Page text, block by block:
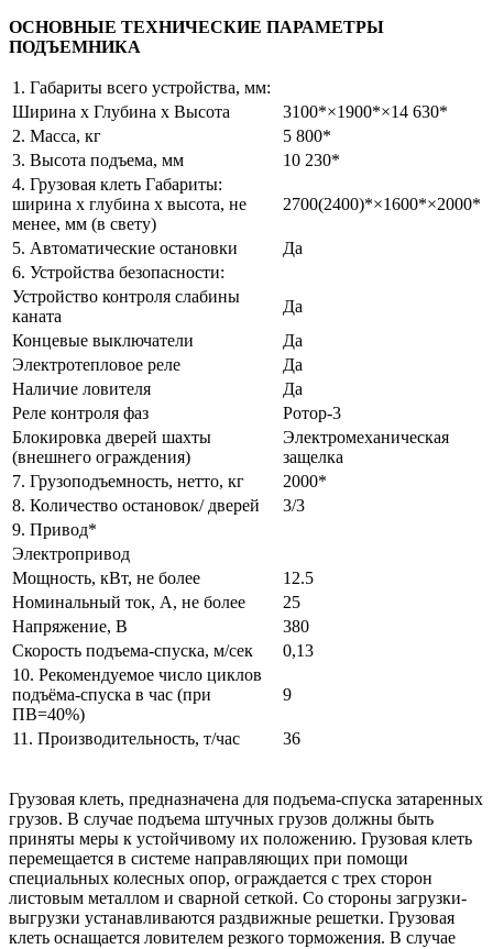
ОСНОВНЫЕ ТЕХНИЧЕСКИЕ ПАРАМЕТРЫ
ПОДЪЕМНИКА
1. Габариты всего устройства, мм:
Ширина х Глубина х Высота
3100*×1900*×14 630*
2. Масса, кг
5 800*
3. Высота подъема, мм
10 230*
4. Грузовая клеть Габариты:
ширина х глубина х высота, не
менее, мм (в свету)
2700(2400)*×1600*×2000*
5. Автоматические остановки
Да
6. Устройства безопасности:
Устройство контроля слабины
каната
Да
Концевые выключатели
Да
Электротепловое реле
Да
Наличие ловителя
Да
Реле контроля фаз
Ротор-3
Блокировка дверей шахты
(внешнего ограждения)
Электромеханическая
защелка
7. Грузоподъемность, нетто, кг
2000*
8. Количество остановок/ дверей
3/3
9. Привод*
Электропривод
Мощность, кВт, не более
12.5
Номинальный ток, А, не более
25
Напряжение, В
380
Скорость подъема-спуска, м/сек
0,13
10. Рекомендуемое число циклов
подъёма-спуска в час (при
ПВ=40%)
9
11. Производительность, т/час 36
Грузовая клеть, предназначена для подъема-спуска затаренных
грузов. В случае подъема штучных грузов должны быть
приняты меры к устойчивому их положению. Грузовая клеть
перемещается в системе направляющих при помощи
специальных колесных опор, ограждается с трех сторон
листовым металлом и сварной сеткой. Со стороны загрузки-
выгрузки устанавливаются раздвижные решетки. Грузовая
клеть оснащается ловителем резкого торможения. В случае